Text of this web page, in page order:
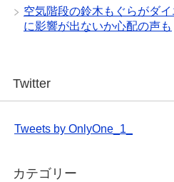
空気階段の鈴木もぐらがダ
に影響が出ないか心配の声も
Twitter
Tweets by OnlyOne_1_
カテゴリー